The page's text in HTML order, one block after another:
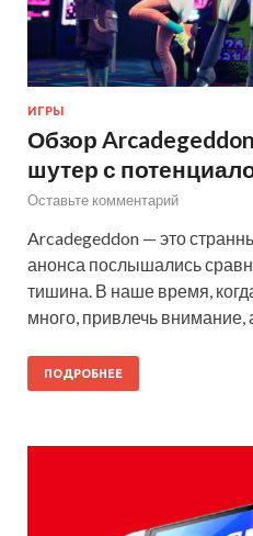
ИГРЫ
Обзор
шутер с
Оставьте комментарий
Arcadegeddon — это
анонса послышались
тишина. В наше время,
много, привлечь внимание,
ПОДРОБНЕЕ